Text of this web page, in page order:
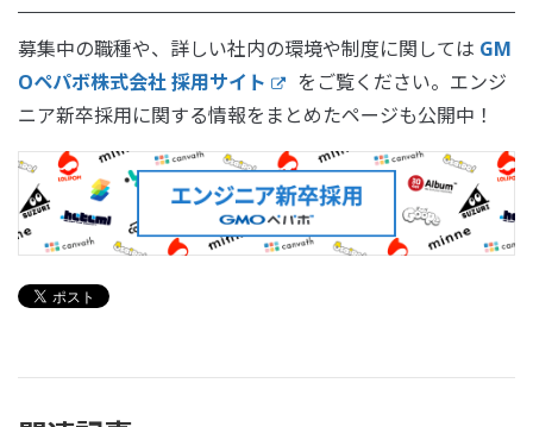
募集中の職種や、詳しい社内の環境や制度に関しては GM
Oペパボ株式会社 採用サイト
をご覧ください。エンジ
ニア新卒採用に関する情報をまとめたページも公開中！